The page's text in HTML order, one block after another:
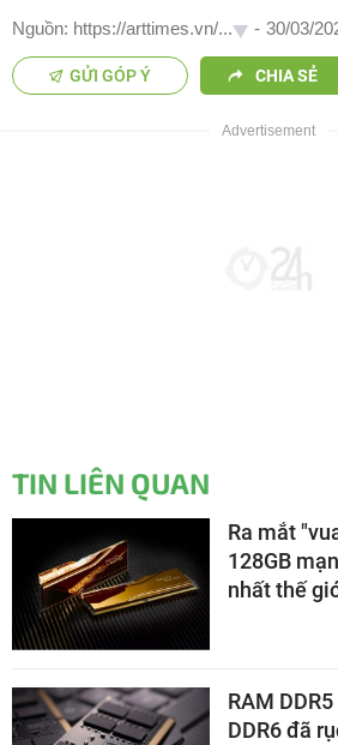
Nguồn: https://arttimes.vn/... - 30/03/
GỬI GÓP Ý CHIA SẺ
TIN LIÊN QUAN
Ra mắt
128GB
nhất thế
RAM
DDR6 đã